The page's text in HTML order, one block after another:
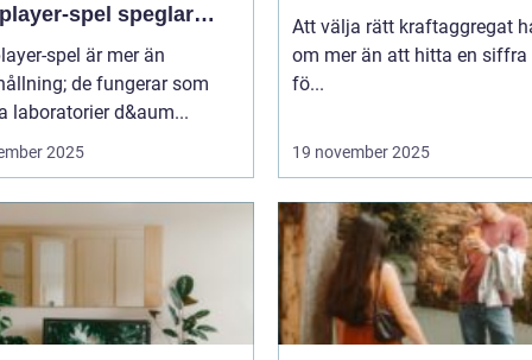
spel speglar
beteende
spel är mer än
de fungerar som
laboratorier d&aum...
2025
Att välja rätt kraftaggregat
om mer än att hitta en siffra
fö...
19 november 2025